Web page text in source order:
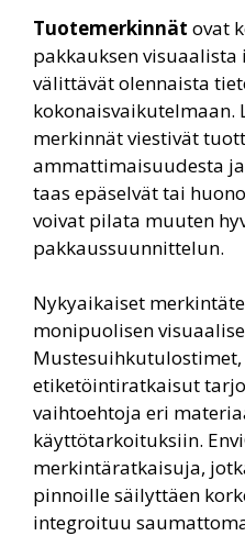
Tuotemerkinnät ovat
pakkauksen
välittävät olennaista
kokonaisvaikutelmaan.
merkinnät viestivät
ammattimaisuudesta
taas epäselvät tai
voivat pilata muuten
pakkaussuunnittelun.
Nykyaikaiset
monipuolisen
etiketöintiratkaisut
vaihtoehtoja eri
käyttötarkoituksiin.
merkintäratkaisuja,
pinnoille säilyttäen
integroituu